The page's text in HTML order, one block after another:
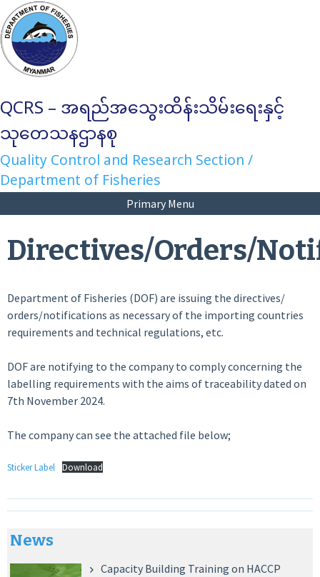
Skip
to
content
QCRS – အရည်အသွေးထိန်းသိမ်းရေးနှင့်
သုတေသနဌာနစု
Quality Control and Research Section /
Department of Fisheries
Primary Menu
Directives/Orders/
Department of Fisheries (DOF) are issuing the directives/
orders/notifications as necessary of the importing countries
requirements and technical regulations, etc.
DOF are notifying to the company to comply concerning the
labelling requirements with the aims of traceability dated on
7th November 2024.
The company can see the attached file below;
Sticker Label Download
News
Capacity Building Training on HACCP